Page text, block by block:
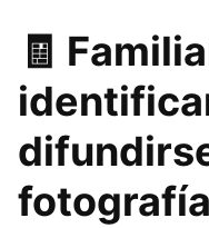
🧾
fotografía